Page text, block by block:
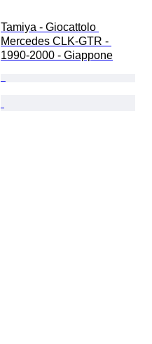
Tamiya - Giocattolo
Mercedes CLK-GTR -
1990-2000 - Giappone